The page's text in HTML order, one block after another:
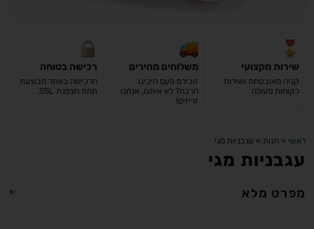
ראשי » חנות » עגבניות מגי
עגבניות מגי
מפרט מלא
שירות מקצועי
קניה מאובטחת ושירות
לקוחות מעולה
משלוחים מהירים
זוכירם פעם חיכינו
הרבה? לא איתנו, אנחנו
זריזים!
רכישה בטוחה
הרכישה באתר מבוצעת
תחת הצפנת SSL.